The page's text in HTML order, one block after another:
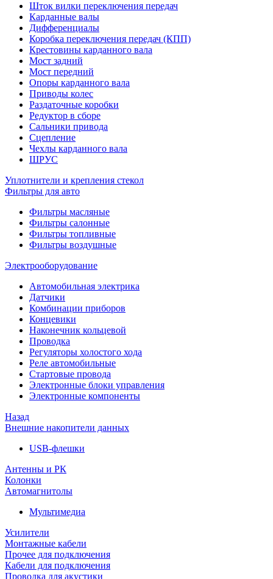
Шток вилки переключения передач
Карданные валы
Дифференциалы
Коробка переключения передач (КПП)
Крестовины карданного вала
Мост задний
Мост передний
Опоры карданного вала
Приводы колес
Раздаточные коробки
Редуктор в сборе
Сальники привода
Сцепление
Чехлы карданного вала
ШРУС
Уплотнители и крепления стекол
Фильтры для авто
Фильтры масляные
Фильтры салонные
Фильтры топливные
Фильтры воздушные
Электрооборудование
Автомобильная электрика
Датчики
Комбинации приборов
Концевики
Наконечник кольцевой
Проводка
Регуляторы холостого хода
Реле автомобильные
Стартовые провода
Электронные блоки управления
Электронные компоненты
Назад
Внешние накопители данных
USB-флешки
Антенны и РК
Колонки
Автомагнитолы
Мультимедиа
Усилители
Монтажные кабели
Прочее для подключения
Кабели для подключения
Проводка для акустики